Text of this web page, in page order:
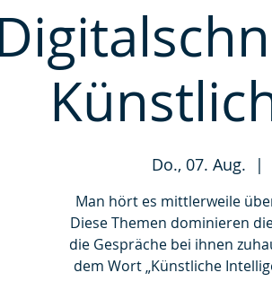
Do., 07. Aug.
  |
Man hört es mittlerweile
Diese Themen dominieren
die Gespräche bei ihnen
dem Wort „Künstliche